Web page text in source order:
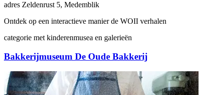
adres Zeldenrust 5, Medemblik
Ontdek op een interactieve manier de WOII verhalen
categorie met kinderenmusea en galerieën
Bakkerijmuseum De Oude Bakkerij